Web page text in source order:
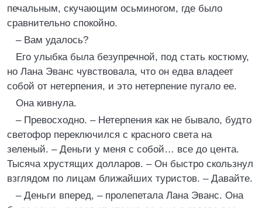
печальным, скучающим осьминогом, где было
сравнительно спокойно.
– Вам удалось?
Его улыбка была безупречной, под стать костюму,
но Лана Эванс чувствовала, что он едва владеет
собой от нетерпения, и это нетерпение пугало ее.
Она кивнула.
– Превосходно. – Нетерпения как не бывало, будто
светофор переключился с красного света на
зеленый. – Деньги у меня с собой… все до цента.
Тысяча хрустящих долларов. – Он быстро скользнул
взглядом по лицам ближайших туристов. – Давайте.
– Деньги вперед, – пролепетала Лана Эванс. Она